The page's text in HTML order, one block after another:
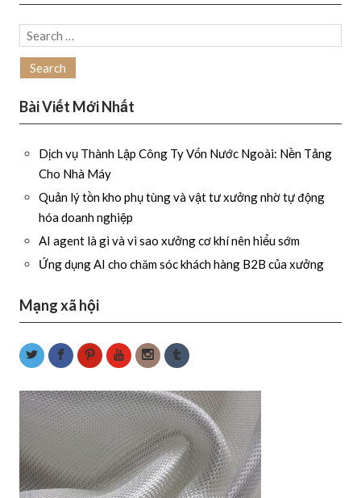
Search
for:
Bài Viết Mới Nhất
Dịch vụ Thành Lập Công Ty Vốn Nước Ngoài: Nền Tảng
Cho Nhà Máy
Quản lý tồn kho phụ tùng và vật tư xưởng nhờ tự động
hóa doanh nghiệp
AI agent là gì và vì sao xưởng cơ khí nên hiểu sớm
Ứng dụng AI cho chăm sóc khách hàng B2B của xưởng
Mạng xã hội